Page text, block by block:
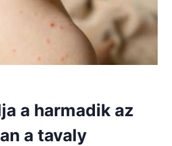
a harmadik az
a tavaly